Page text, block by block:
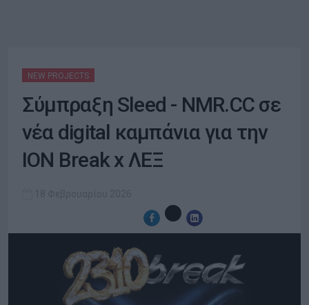
NEW PROJECTS
Σύμπραξη Sleed - NMR.CC σε
νέα digital καμπάνια για την
ΙΟΝ Break x ΛΕΞ